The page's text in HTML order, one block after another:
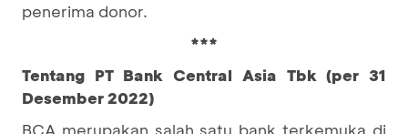
penerima donor.
***
Tentang PT Bank Central Asia Tbk (per 31
Desember 2022)
BCA merupakan salah satu bank terkemuka di